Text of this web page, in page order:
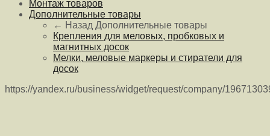
Монтаж товаров
Дополнительные товары
← Назад Дополнительные товары
Крепления для меловых, пробковых и
магнитных досок
Мелки, меловые маркеры и стиратели для
досок
https://yandex.ru/business/widget/request/company/